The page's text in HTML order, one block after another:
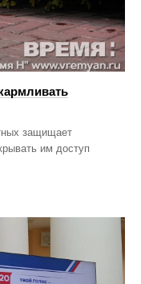
защищает
им доступ